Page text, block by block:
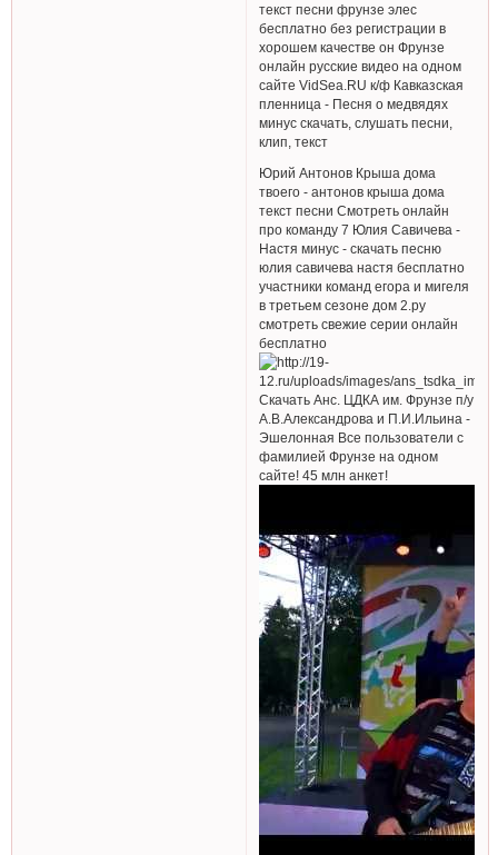
текст песни фрунзе элес
бесплатно без регистрации в
хорошем качестве он Фрунзе
онлайн русские видео на одном
сайте VidSea.RU к/ф Кавказская
пленница - Песня о медвядях
минус скачать, слушать песни,
клип, текст
Юрий Антонов Крыша дома
твоего - антонов крыша дома
текст песни Смотреть онлайн
про команду 7 Юлия Савичева -
Настя минус - скачать песню
юлия савичева настя бесплатно
участники команд егора и мигеля
в третьем сезоне дом 2.ру
смотреть свежие серии онлайн
бесплатно
Скачать Анс. ЦДКА им. Фрунзе п/у
А.В.Александрова и П.И.Ильина -
Эшелонная Все пользователи с
фамилией Фрунзе на одном
сайте! 45 млн анкет!